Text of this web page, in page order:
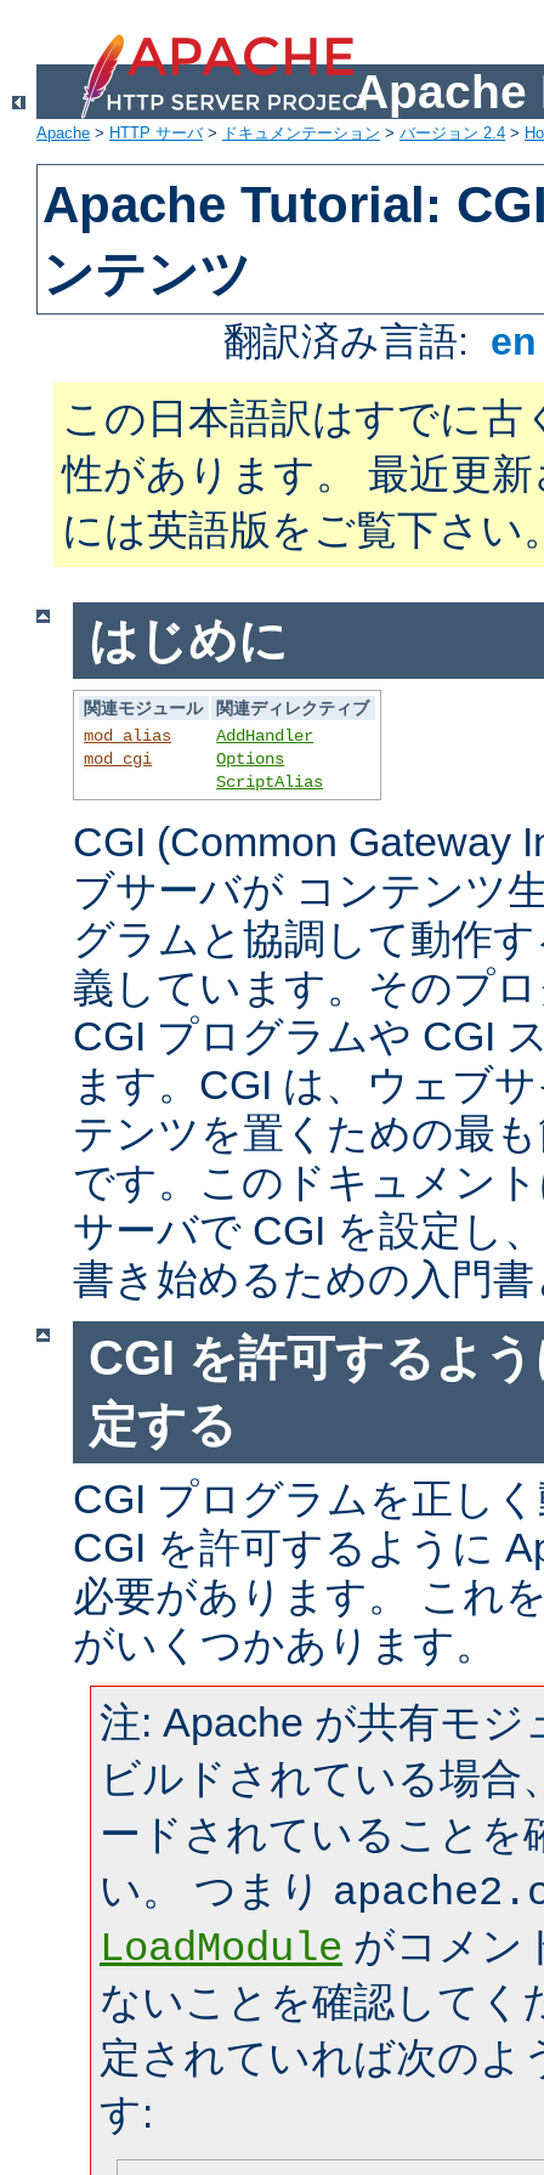
Apache
Apache > HTTP サーバ> ドキュメンテーション > バージョン 2.4 >
Apache Tutorial:
ンテンツ
翻訳済み言語:
この日本語訳はすでに古
性があります。 最近更
には英語版をご覧下さい
はじめに
関連モジュール
関連ディレクティブ
mod_alias
mod_cgi
AddHandler
Options
ScriptAlias
CGI (Common Gateway
ブサーバが コンテンツ
グラムと協調して動作
義しています。そのプ
CGI プログラムや CGI
ます。CGI は、ウェブ
テンツを置くための最
です。このドキュメン
サーバで CGI を設定し
書き始めるための入門
CGI を許可するよ
定する
CGI プログラムを正し
CGI を許可するように
必要があります。 これ
がいくつかあります。
注: Apache が共有モジ
ビルドされている場合
ードされていることを
い。 つまり
LoadModule がコメン
ないことを確認してく
定されていれば次のよ
す: